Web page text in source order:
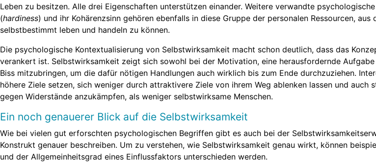
Leben zu besitzen. Alle drei Eigenschaften unterstützen einander. Weitere verwandte
(hardiness) und ihr Kohärenzsinn gehören ebenfalls in diese Gruppe der personalen Ressourcen, aus
selbstbestimmt leben und handeln zu können.
Die psychologische Kontextualisierung von Selbstwirksamkeit macht schon deutlich, dass das
verankert ist. Selbstwirksamkeit zeigt sich sowohl bei der Motivation, eine herausfordernde
Biss mitzubringen, um die dafür nötigen Handlungen auch wirklich bis zum Ende durchzuziehen.
höhere Ziele setzen, sich weniger durch attraktivere Ziele von ihrem Weg ablenken lassen und auch
gegen Widerstände anzukämpfen, als weniger selbstwirksame Menschen.
Ein noch genauerer Blick auf die Selbstwirksamkeit
Wie bei vielen gut erforschten psychologischen Begriffen gibt es auch bei der
Konstrukt genauer beschreiben. Um zu verstehen, wie Selbstwirksamkeit genau wirkt, können
und der Allgemeinheitsgrad eines Einflussfaktors unterschieden werden.